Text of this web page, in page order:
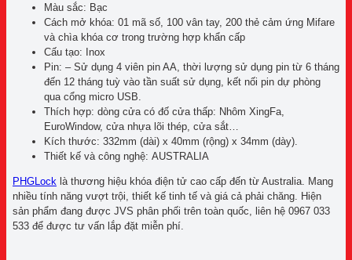
Màu sắc: Bạc
Cách mở khóa: 01 mã số, 100 vân tay, 200 thẻ cảm ứng Mifare
và chìa khóa cơ trong trường hợp khẩn cấp
Cấu tạo:
Inox
Pin: – Sử dụng 4 viên pin AA, thời lượng sử dụng pin từ 6 tháng
đến 12 tháng tuỳ vào tần suất sử dụng, kết nối pin dự phòng
qua cổng micro USB.
Thích hợp: dòng cửa có đố cửa thấp: Nhôm XingFa,
EuroWindow, cửa nhựa lõi thép, cửa sắt…
Kích thước: 332mm (dài) x 40mm (rộng) x 34mm (dày).
Thiết kế và công nghệ: AUSTRALIA
PHGLock là thương hiệu khóa điện tử cao cấp đến từ Australia. Mang
nhiều tính năng vượt trội, thiết kế tinh tế và giá cả phải chăng. Hiện
sản phẩm đang được JVS phân phối trên toàn quốc, liên hệ 0967 033
533 để được tư vấn lắp đặt miễn phí.